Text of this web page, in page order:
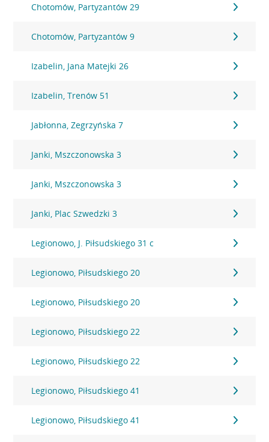
Chotomów, Partyzantów 29
Chotomów, Partyzantów 9
Izabelin, Jana Matejki 26
Izabelin, Trenów 51
Jabłonna, Zegrzyńska 7
Janki, Mszczonowska 3
Janki, Mszczonowska 3
Janki, Plac Szwedzki 3
Legionowo, J. Piłsudskiego 31 c
Legionowo, Piłsudskiego 20
Legionowo, Piłsudskiego 20
Legionowo, Piłsudskiego 22
Legionowo, Piłsudskiego 22
Legionowo, Piłsudskiego 41
Legionowo, Piłsudskiego 41